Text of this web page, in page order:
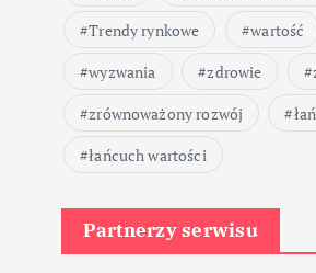
Trendy rynkowe
wartość
wyzwania
zdrowie
zrównoważony rozwój
łańcuch wartości
Partnerzy serwisu